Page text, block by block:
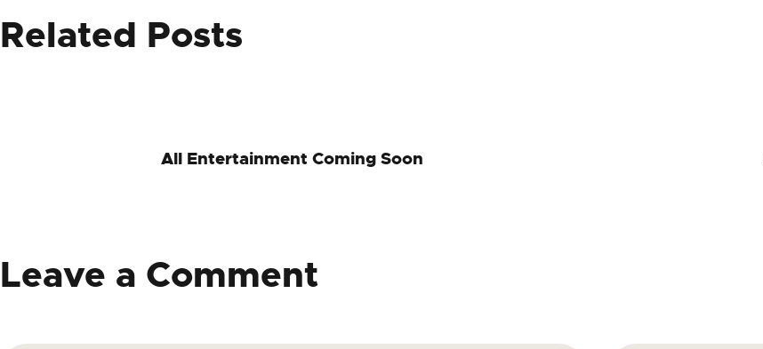
Related Posts
All Entertainment Coming Soon
Leave a Comment